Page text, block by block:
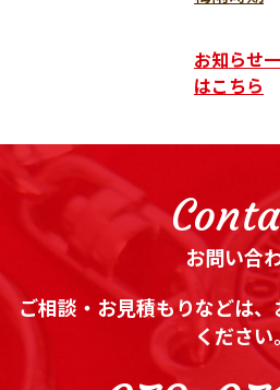
お知らせ
はこちら
お問い合
ご相談・お見積もりなどは
ください